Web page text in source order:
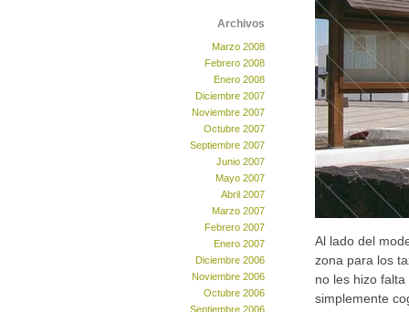
Al lado del
zona para los
no les hizo
simplemente
Archivos
Marzo 2008
Febrero 2008
Enero 2008
Diciembre 2007
Noviembre 2007
Octubre 2007
Septiembre 2007
Junio 2007
Mayo 2007
Abril 2007
Marzo 2007
Febrero 2007
Enero 2007
Diciembre 2006
Noviembre 2006
Octubre 2006
Septiembre 2006